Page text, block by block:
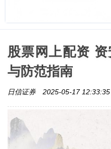
股票网上配资
与防范指南
日信证券 2025-05-17 12:33:35